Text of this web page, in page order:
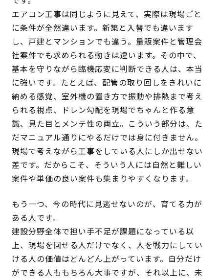
エアコン工事は同じように見えて、実際は現場ごと
に条件が全然違います。新築と入替でも違います
し、戸建とマンションでも違う。量販案件と管理会
社案件でも求められる動きは違います。その中で、
基本を守りながら臨機応変に判断できる人は、本当
に強いです。たとえば、配管の取り回しをきれいに
納める感覚、室外機の置き方で振動や排熱まで考え
られる視点、ドレン勾配を現場でちゃんと作る意
識、見た目とメンテ性の両立。こういう部分は、た
だマニュアル通りにやるだけでは身に付きません。
現場で考えながら工事をしている人にしか出せない
差です。だからこそ、そういう人には自然と難しい
案件や単価の良い案件も集まりやすくなります。
もう一つ、今の時代に見逃せないのが、育てる力が
ある人です。
建設分野全体で担い手不足が課題になっている以
上、現場を回せる人だけでなく、人を戦力にしてい
ける人の価値はどんどん上がっています。自分だけ
ができる人ももちろん大事ですが、それ以上に、未